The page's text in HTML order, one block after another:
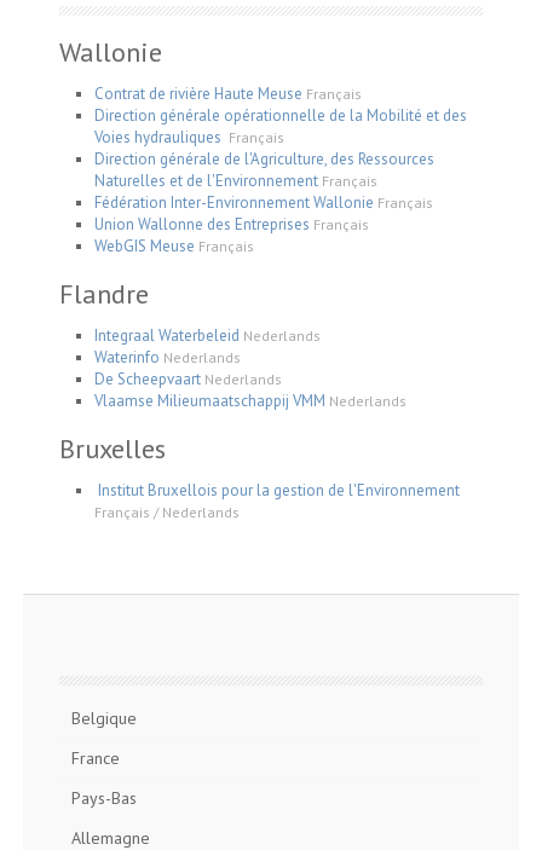
Wallonie
Contrat de rivière Haute Meuse Français
Direction générale opérationnelle de la Mobilité et des
Voies hydrauliques Français
Direction générale de l'Agriculture, des Ressources
Naturelles et de l'Environnement Français
Fédération Inter-Environnement Wallonie Français
Union Wallonne des Entreprises Français
WebGIS Meuse Français
Flandre
Integraal Waterbeleid Nederlands
Waterinfo Nederlands
De Scheepvaart Nederlands
Vlaamse Milieumaatschappij VMM Nederlands
Bruxelles
Institut Bruxellois pour la gestion de l'Environnement
Français / Nederlands
Belgique
France
Pays-Bas
Allemagne